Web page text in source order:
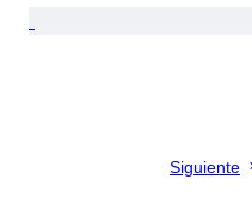
Siguiente